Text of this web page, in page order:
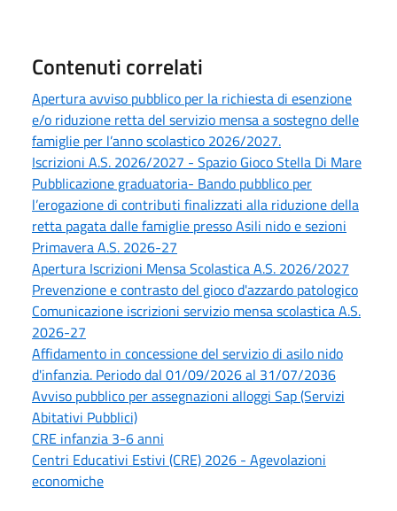
Contenuti correlati
Apertura avviso pubblico per la richiesta di esenzione
e/o riduzione retta del servizio mensa a sostegno delle
famiglie per l’anno scolastico 2026/2027.
Iscrizioni A.S. 2026/2027 - Spazio Gioco Stella Di Mare
Pubblicazione graduatoria- Bando pubblico per
l’erogazione di contributi finalizzati alla riduzione della
retta pagata dalle famiglie presso Asili nido e sezioni
Primavera A.S. 2026-27
Apertura Iscrizioni Mensa Scolastica A.S. 2026/2027
Prevenzione e contrasto del gioco d'azzardo patologico
Comunicazione iscrizioni servizio mensa scolastica A.S.
2026-27
Affidamento in concessione del servizio di asilo nido
d'infanzia. Periodo dal 01/09/2026 al 31/07/2036
Avviso pubblico per assegnazioni alloggi Sap (Servizi
Abitativi Pubblici)
CRE infanzia 3-6 anni
Centri Educativi Estivi (CRE) 2026 - Agevolazioni
economiche